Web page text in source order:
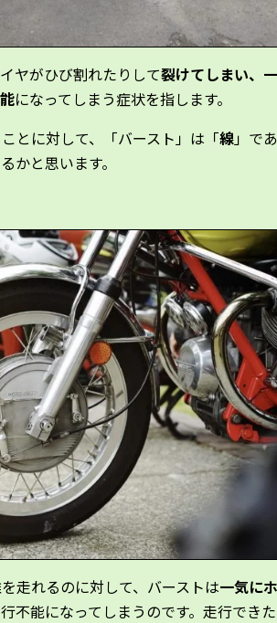
ヤがひび割れたりして裂けてしまい、
になってしまう症状を指します。
とに対して、「バースト」は「線」で
かと思います。
走れるのに対して、バーストは一気に
不能になってしまうのです。走行でき